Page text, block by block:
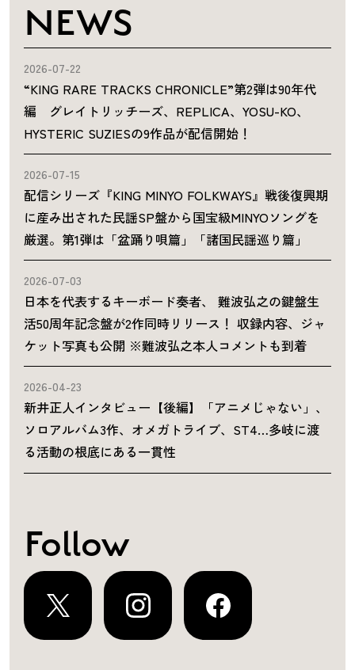
NEWS
2026-07-22
“KING RARE TRACKS CHRONICLE”第2弾は90年代
編 グレイトリッチーズ、REPLICA、YOSU-KO、
HYSTERIC SUZIESの9作品が配信開始！
2026-07-15
配信シリーズ『KING MINYO FOLKWAYS』戦後復興期
に産み出された民謡SP盤から国宝級MINYOソングを
厳選。第1弾は「盆踊り唄篇」「諸国民謡巡り篇」
2026-07-03
日本を代表するキーボード奏者、 難波弘之の鍵盤生
活50周年記念盤が2作同時リリース！ 収録内容、ジャ
ケット写真も公開 ※難波弘之本人コメントも到着
2026-04-23
新井正人インタビュー【後編】「アニメじゃない」、
ソロアルバム3作、オメガトライブ、ST4…多岐に渡
る活動の根底にある一貫性
Follow